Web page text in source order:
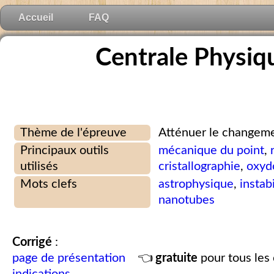
Accueil FAQ
Centrale
Thème de l'épreuve
Atténuer le
Principaux outils
utilisés
mécanique du point,
cristallographie,
Mots clefs
astrophysique,
nanotubes
Corrigé :
page de présentation
👈 gratuite pour tous les